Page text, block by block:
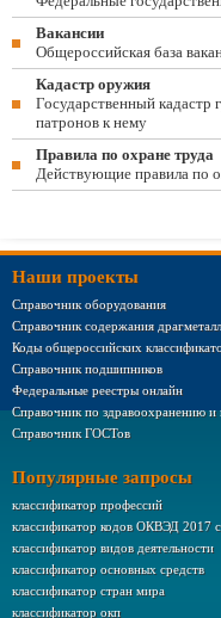
Вакансии
Общероссийская база
Кадастр оружия
Государственный кадастр
патронов к нему
Правила по охране труда
Действующие правила по
Наши проекты
Справочник оборудования
Справочник содержания
Коды общероссийских
Справочник подшипников
Федеральные реестры онлайн
Справочник по здравоохранению и
Справочник ГОСТов
Популярные запросы
классификатор профессий
классификатор кодов ОКВЭД 2017
классификатор видов деятельности
классификатор основных средств
классификатор стран мира
классификатор окп